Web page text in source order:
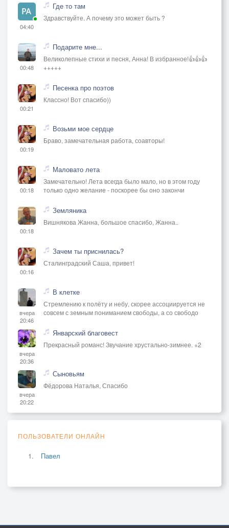
04:40
Где то там
Здравствуйте. А почему это может быть ?
00:48
Подарите мне...
Великолепные стихи и песня, Анна! В избранное!👍👍👍
+++++
00:21
Песенка про поэтов
Классно! Вот спасибо))
00:19
Возьми мое сердце
Браво, замечательная работа, соавторы!
00:18
Маловато лета
Замечательно! Лета всегда было мало, но в этом году
только одно желание - поскорее бы оно закончи
00:18
Земляника
Вишнякова Жанна, большое спасибо, Жанна..
00:16
Зачем ты приснилась?
Сталинградский Саша, привет!
вчера
20:46
В клетке
Стремлению к полёту и небу, скорее ассоциируется не
совсем с земным пониманием свободы, а со свободо
вчера
20:36
Январский благовест
Прекрасный романс! Звучание хрустально-зимнее. +2
вчера
20:22
Сыновьям
Фёдорова Наталья, Спасибо
ПОЛЬЗОВАТЕЛИ ОНЛАЙН
Павел